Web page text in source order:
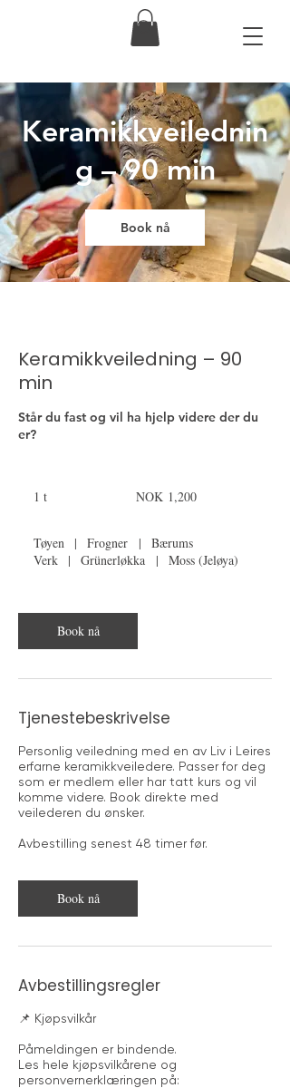
Keramikkveilednin
g – 90 min
Book nå
Keramikkveiledning – 90
min
Står du fast og vil ha hjelp videre der du
er?
1 t
kronerNOK 1,200
Tøyen | Frogner |
Bærums
Verk
| Grünerløkka | Moss (Jeløya)
Book nå
Tjenestebeskrivelse
Personlig veiledning med en av Liv i Leires
erfarne keramikkveiledere. Passer for deg
som er medlem eller har tatt kurs og vil
komme videre. Book direkte med
veilederen du ønsker.
Avbestilling senest 48 timer før.
Book nå
Avbestillingsregler
📌 Kjøpsvilkår
Påmeldingen er bindende.
Les hele kjøpsvilkårene og
personvernerklæringen på: